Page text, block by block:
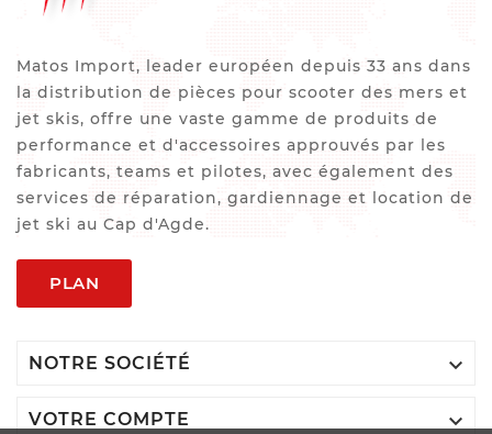
Matos Import, leader européen depuis 33 ans dans
la distribution de pièces pour scooter des mers et
jet skis, offre une vaste gamme de produits de
performance et d'accessoires approuvés par les
fabricants, teams et pilotes, avec également des
services de réparation, gardiennage et location de
jet ski au Cap d'Agde.
PLAN
NOTRE SOCIÉTÉ 
VOTRE COMPTE 